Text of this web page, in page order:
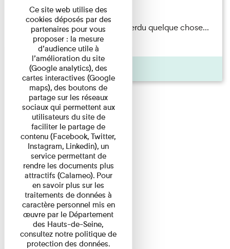
Du 15/08/2026 au 15/08/2026
Il semblerait qu’Albert Kahn a perdu quelque chose...
Accompagnés d’une ...
Agenda
Ce site web utilise des
cookies déposés par des
partenaires pour vous
proposer : la mesure
d’audience utile à
l’amélioration du site
(Google analytics), des
cartes interactives (Google
maps), des boutons de
partage sur les réseaux
sociaux qui permettent aux
utilisateurs du site de
faciliter le partage de
contenu (Facebook, Twitter,
Instagram, Linkedin), un
service permettant de
rendre les documents plus
attractifs (Calameo). Pour
en savoir plus sur les
traitements de données à
caractère personnel mis en
œuvre par le Département
des Hauts-de-Seine,
consultez notre politique de
protection des données.